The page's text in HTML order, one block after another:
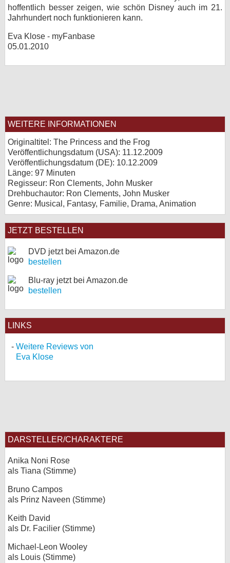
hoffentlich besser zeigen, wie schön Disney auch im 21.
Jahrhundert noch funktionieren kann.
Eva Klose - myFanbase
05.01.2010
WEITERE INFORMATIONEN
Originaltitel: The Princess and the Frog
Veröffentlichungsdatum (USA): 11.12.2009
Veröffentlichungsdatum (DE): 10.12.2009
Länge: 97 Minuten
Regisseur: Ron Clements, John Musker
Drehbuchautor: Ron Clements, John Musker
Genre: Musical, Fantasy, Familie, Drama, Animation
JETZT BESTELLEN
DVD jetzt bei Amazon.de
bestellen
Blu-ray jetzt bei Amazon.de
bestellen
LINKS
Weitere Reviews von
Eva Klose
DARSTELLER/CHARAKTERE
Anika Noni Rose
als Tiana (Stimme)
Bruno Campos
als Prinz Naveen (Stimme)
Keith David
als Dr. Facilier (Stimme)
Michael-Leon Wooley
als Louis (Stimme)